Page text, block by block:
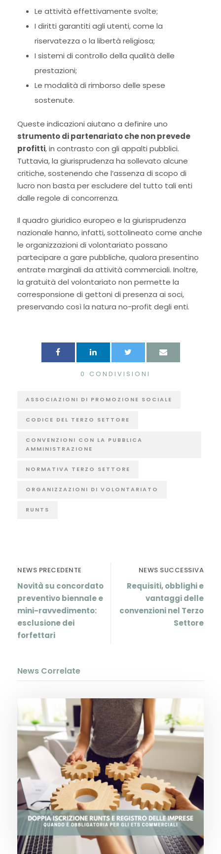
Le attività effettivamente svolte;
I diritti garantiti agli utenti, come la
riservatezza o la libertà religiosa;
I sistemi di controllo della qualità delle
prestazioni;
Le modalità di rimborso delle spese
sostenute.
Queste indicazioni aiutano a definire uno
strumento di partenariato che non prevede
profitti, in contrasto con gli appalti pubblici.
Tuttavia, la giurisprudenza ha sollevato alcune
critiche, sostenendo che l’assenza di scopo di
lucro non basta per escludere del tutto tali enti
dalle regole di concorrenza.
Il quadro giuridico europeo e la giurisprudenza
nazionale hanno, infatti, sottolineato come anche
le organizzazioni di volontariato possano
partecipare a gare pubbliche, qualora presentino
entrate marginali da attività commerciali. Inoltre,
la gratuità del volontariato non permette la
corresponsione di gettoni di presenza ai soci,
preservando così la natura no-profit degli enti.
0 CONDIVISIONI
ASSOCIAZIONI DI PROMOZIONE SOCIALE
CODICE DEL TERZO SETTORE
CONVENZIONI CON LA PUBBLICA
AMMINISTRAZIONE
NORMATIVA TERZO SETTORE
ORGANIZZAZIONI DI VOLONTARIATO
RUNTS
NEWS PRECEDENTE
Novità su concordato
preventivo biennale e
mini-ravvedimento:
esclusione dei
forfettari
NEWS SUCCESSIVA
Requisiti, obblighi e
vantaggi delle
convenzioni nel Terzo
Settore
News Correlate